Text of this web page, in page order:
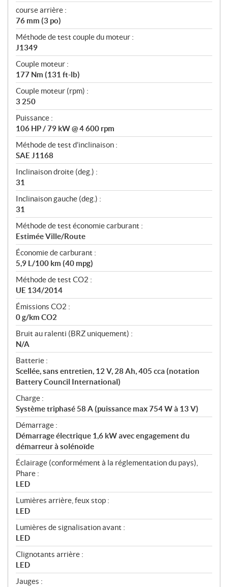
course arrière :
76 mm (3 po)
Méthode de test couple du moteur :
J1349
Couple moteur :
177 Nm (131 ft-lb)
Couple moteur (rpm) :
3 250
Puissance :
106 HP / 79 kW @ 4 600 rpm
Méthode de test d’inclinaison :
SAE J1168
Inclinaison droite (deg.) :
31
Inclinaison gauche (deg.) :
31
Méthode de test économie carburant :
Estimée Ville/Route
Économie de carburant :
5,9 L/100 km (40 mpg)
Méthode de test CO2 :
UE 134/2014
Émissions CO2 :
0 g/km CO2
Bruit au ralenti (BRZ uniquement) :
N/A
Batterie :
Scellée, sans entretien, 12 V, 28 Ah, 405 cca (notation
Battery Council International)
Charge :
Système triphasé 58 A (puissance max 754 W à 13 V)
Démarrage :
Démarrage électrique 1,6 kW avec engagement du
démarreur à solénoïde
Éclairage (conformément à la réglementation du pays),
Phare :
LED
Lumières arrière, feux stop :
LED
Lumières de signalisation avant :
LED
Clignotants arrière :
LED
Jauges :